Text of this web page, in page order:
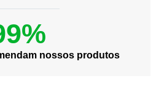
nossos produtos